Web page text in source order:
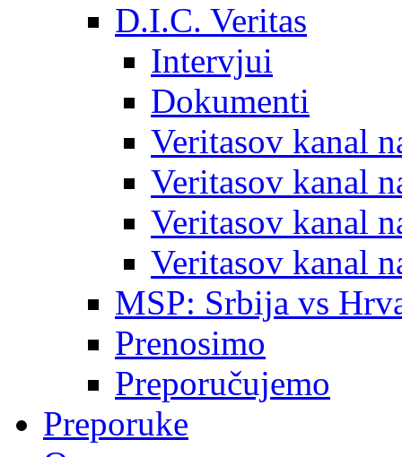
D.I.C. Veritas
Intervjui
Dokumenti
Veritasov kanal
Veritasov kanal
Veritasov kanal
Veritasov kanal
MSP: Srbija vs
Prenosimo
Preporučujemo
Preporuke